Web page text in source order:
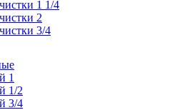
1 1/4
2
3/4
1
1/2
3/4